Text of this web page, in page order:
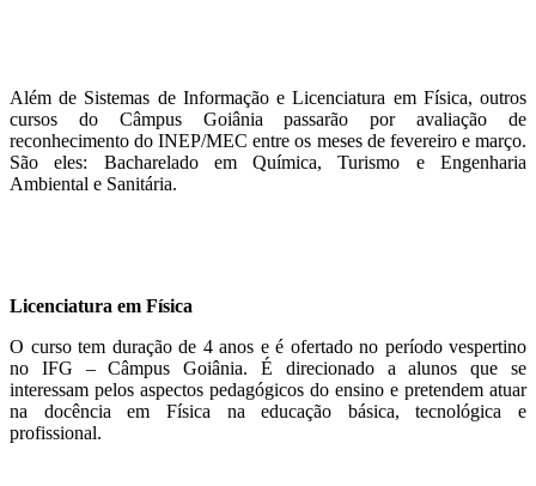
Além de Sistemas de Informação e Licenciatura em Física, outros
cursos do Câmpus Goiânia passarão por avaliação de
reconhecimento do INEP/MEC entre os meses de fevereiro e março.
São eles: Bacharelado em Química, Turismo e Engenharia
Ambiental e Sanitária.
Licenciatura em Física
O curso tem duração de 4 anos e é ofertado no período vespertino
no IFG – Câmpus Goiânia. É direcionado a alunos que se
interessam pelos aspectos pedagógicos do ensino e pretendem atuar
na docência em Física na educação básica, tecnológica e
profissional.